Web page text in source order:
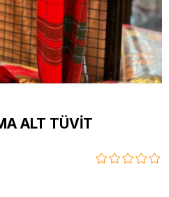
ALT TÜVİT